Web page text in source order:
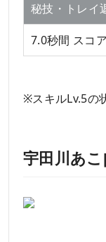
秘技・トレイ
7.0秒間 スコ
※スキルLv.5の
宇田川あ